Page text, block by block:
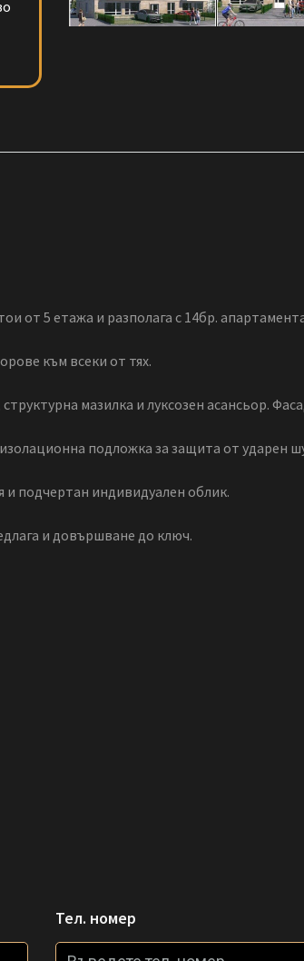
от 5 етажа и разполага с 14бр.
към всеки от тях.
мазилка и луксозен асансьор.
подложка за защита от ударен
и подчертан индивидуален облик.
и довършване до ключ.
Тел. номер